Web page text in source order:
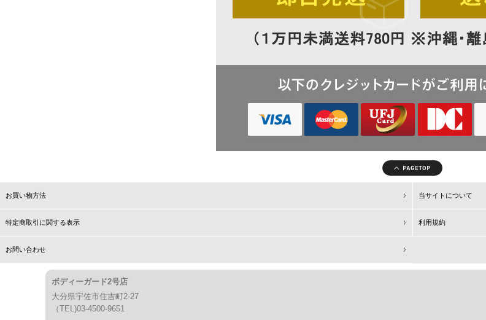
お買い物方法 当サイトについて
特定商取引に関する表示 利用規約
お問い合わせ
ボディーガード2号店
大分県宇佐市住吉町2-27
（TEL)03-4500-9651